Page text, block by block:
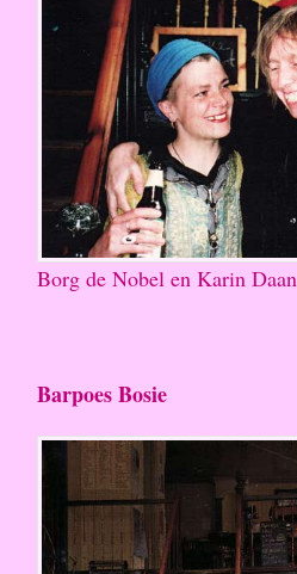
Borg de Nobel en Karin Daan
Barpoes Bosie